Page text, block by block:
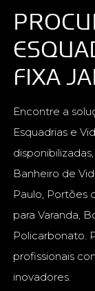
FIXA
Encontre a
Esquadrias e
Banheiro de
Paulo, Portões
para Varanda,
Policarbonato.
profissionais
inovadores.